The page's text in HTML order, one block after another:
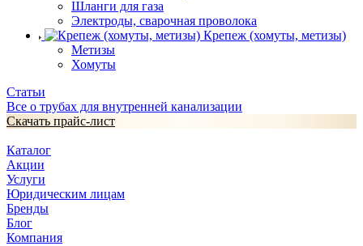
Шланги для газа
Электроды, сварочная проволока
Крепеж (хомуты, метизы)
Метизы
Хомуты
Статьи
Все о трубах для внутренней канализации
Скачать прайс-лист
Каталог
Акции
Услуги
Юридическим лицам
Бренды
Блог
Компания